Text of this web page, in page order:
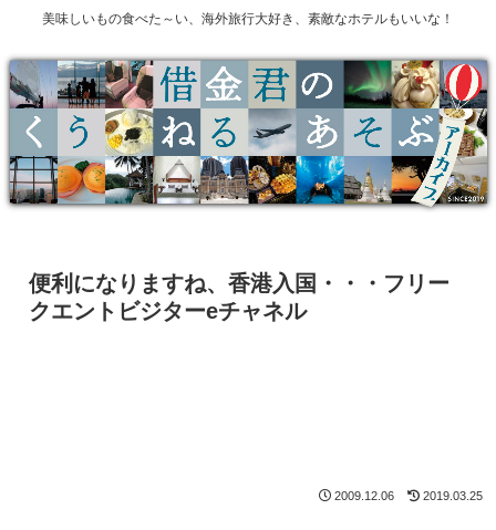
美味しいもの食べた～い、海外旅行大好き、素敵なホテルもいいな！
便利になりますね、香港入国・・・フリー
クエントビジターeチャネル
2009.12.06 2019.03.25